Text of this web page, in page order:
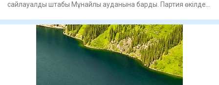
сайлауалды штабы Мұнайлы ауданына барды. Партия өкілдері